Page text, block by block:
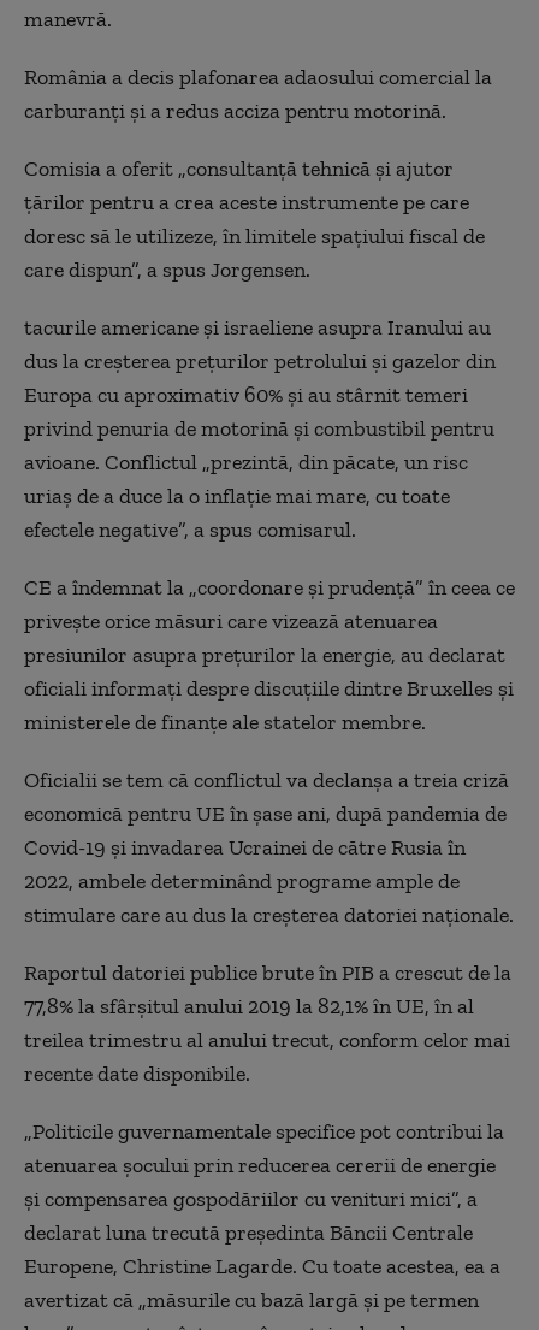
manevră.
România a decis plafonarea adaosului comercial la
carburanți și a redus acciza pentru motorină.
Comisia a oferit „consultanță tehnică și ajutor
țărilor pentru a crea aceste instrumente pe care
doresc să le utilizeze, în limitele spațiului fiscal de
care dispun”, a spus Jorgensen.
tacurile americane și israeliene asupra Iranului au
dus la creșterea prețurilor petrolului și gazelor din
Europa cu aproximativ 60% și au stârnit temeri
privind penuria de motorină și combustibil pentru
avioane. Conflictul „prezintă, din păcate, un risc
uriaș de a duce la o inflație mai mare, cu toate
efectele negative”, a spus comisarul.
CE a îndemnat la „coordonare și prudență” în ceea ce
privește orice măsuri care vizează atenuarea
presiunilor asupra prețurilor la energie, au declarat
oficiali informați despre discuțiile dintre Bruxelles și
ministerele de finanțe ale statelor membre.
Oficialii se tem că conflictul va declanșa a treia criză
economică pentru UE în șase ani, după pandemia de
Covid-19 și invadarea Ucrainei de către Rusia în
2022, ambele determinând programe ample de
stimulare care au dus la creșterea datoriei naționale.
Raportul datoriei publice brute în PIB a crescut de la
77,8% la sfârșitul anului 2019 la 82,1% în UE, în al
treilea trimestru al anului trecut, conform celor mai
recente date disponibile.
„Politicile guvernamentale specifice pot contribui la
atenuarea șocului prin reducerea cererii de energie
și compensarea gospodăriilor cu venituri mici”, a
declarat luna trecută președinta Băncii Centrale
Europene, Christine Lagarde. Cu toate acestea, ea a
avertizat că „măsurile cu bază largă și pe termen